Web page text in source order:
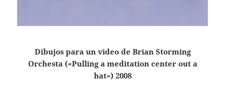
Dibujos para un video de Brian Storming
Orchesta («Pulling a meditation center out a
hat») 2008